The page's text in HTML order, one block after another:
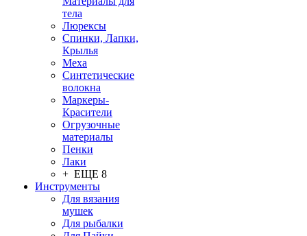
тела
Люрексы
Спинки, Лапки,
Крылья
Меха
Синтетические
волокна
Маркеры-
Красители
Огрузочные
материалы
Пенки
Лаки
+ ЕЩЕ 8
Инструменты
Для вязания
мушек
Для рыбалки